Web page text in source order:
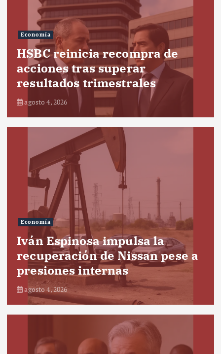
Economía
HSBC reinicia recompra de
acciones tras superar
resultados trimestrales
agosto 4, 2026
Economía
Iván Espinosa impulsa la
recuperación de Nissan pese a
presiones internas
agosto 4, 2026